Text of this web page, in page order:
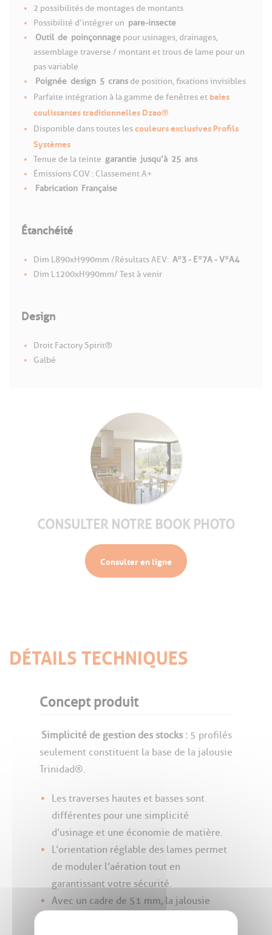
2 possibilités de montages de montants
Possibilité d’intégrer un pare-insecte
Outil de poinçonnage pour usinages, drainages,
assemblage traverse / montant et trous de lame pour un
pas variable
Poignée design 5 crans de position, fixations invisibles
Parfaite intégration à la gamme de fenêtres et baies
coulissantes traditionnelles Dzao®
Disponible dans toutes lescouleurs exclusives Profils
Systèmes
Tenue de la teinte garantie jusqu’à 25 ans
Émissions COV : Classement A+
Fabrication Française
Étanchéité
Dim L890xH990mm /Résultats AEV : A*3 - E*7A - V*A4
Dim L1200xH990mm/ Test à venir
Design
Droit Factory Spirit®
Galbé
CONSULTER NOTRE BOOK PHOTO
Consulter en ligne
DÉTAILS TECHNIQUES
Concept produit
Simplicité de gestion des stocks : 5 profilés
seulement constituent la base de la jalousie
Trinidad®.
Les traverses hautes et basses sont
différentes pour une simplicité
d’usinage et une économie de matière.
L’orientation réglable des lames permet
de moduler l’aération tout en
garantissant votre sécurité.
Avec un cadre de 51 mm, la jalousie